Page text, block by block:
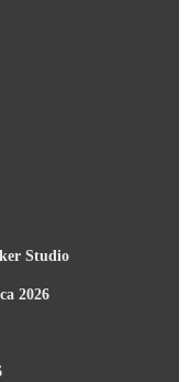
Studio
2026